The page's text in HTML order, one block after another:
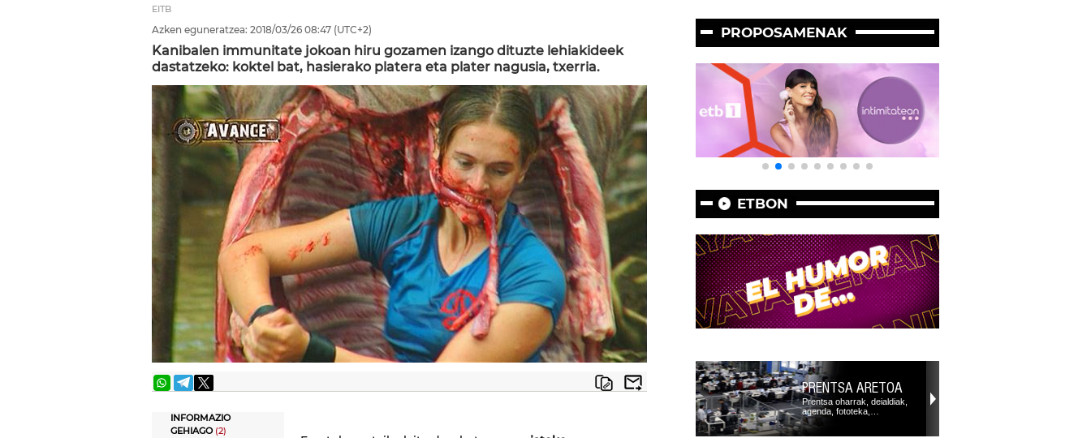
EITB
Azken eguneratzea: 2018/03/26 08:47 (UTC+2)
Kanibalen immunitate jokoan hiru gozamen izango dituzte lehiakideek
dastatzeko: koktel bat, hasierako platera eta plater nagusia, txerria.
INFORMAZIO
GEHIAGO(2)
PROPOSAMENAK
ETBON
PRENTSA ARETOA
Prentsa oharrak, deialdiak,
agenda, fototeka,…